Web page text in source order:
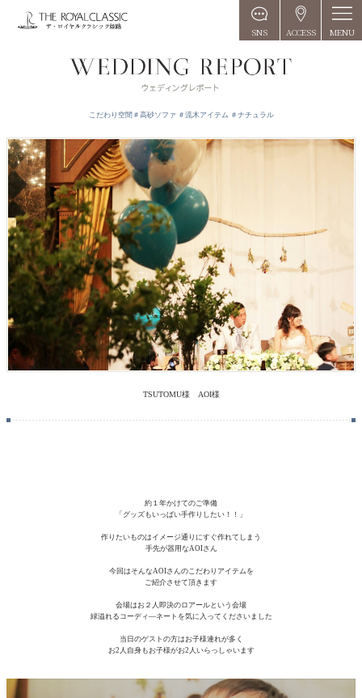
SNS ACCESS MENU
こだわり空間＃高砂ソファ ＃流木アイテム ＃ナチュラル
TSUTOMU様 AOI様
約１年かけてのご準備
「グッズもいっぱい手作りしたい！！」
作りたいものはイメージ通りにすぐ作れてしまう
手先が器用なAOIさん
今回はそんなAOIさんのこだわりアイテムを
ご紹介させて頂きます
会場はお２人即決のロアールという会場
緑溢れるコーディ―ネートを気に入ってくださいました
当日のゲストの方はお子様連れが多く
お2人自身もお子様がお2人いらっしゃいます